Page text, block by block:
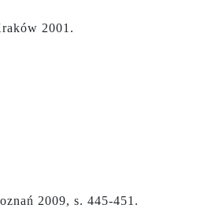
2001.
2009, s. 445-451.